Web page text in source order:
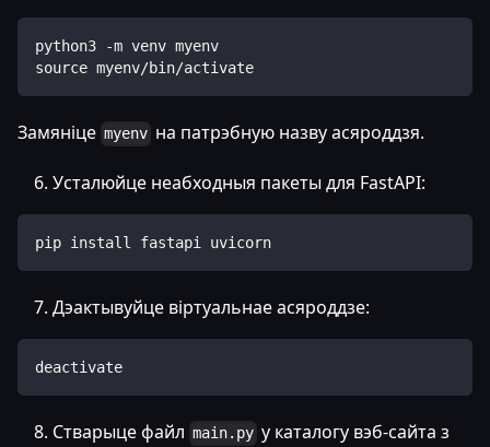
python3 -m venv myenv
source myenv/bin/activate
Замяніце myenv на патрэбную назву асяроддзя.
Усталюйце неабходныя пакеты для FastAPI:
pip install fastapi uvicorn
Дэактывуйце віртуальнае асяроддзе:
deactivate
Стварыце файл main.py у каталогу вэб-сайта з